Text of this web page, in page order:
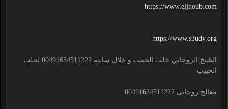
https://www.eljnoub.com
https://www.s3udy.org
الشيخ الروحاني جلب الحبيب و خلال ساعة 00491634511222 لجلب
الحبيب
معالج روحانى 00491634511222